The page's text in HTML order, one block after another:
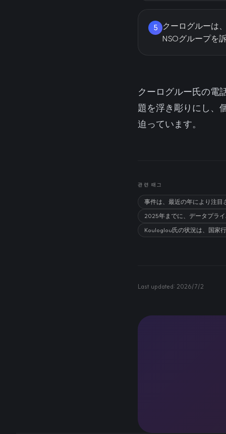
5
クーログルーは
NSOグループを
クーログルー氏の電
題を浮き彫りにし、
迫っています。
관련 태그
事件は、最近の年により注
2025年までに、データプラ
Kouloglou氏の状況は、国家
Last updated: 2026/7/2